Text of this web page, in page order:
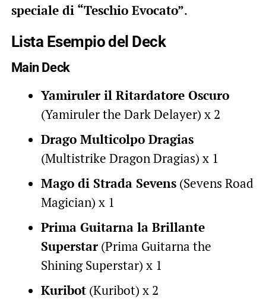
speciale di “Teschio Evocato”.
Lista Esempio del Deck
Main Deck
Yamiruler il Ritardatore Oscuro
(Yamiruler the Dark Delayer) x 2
Drago Multicolpo Dragias
(Multistrike Dragon Dragias) x 1
Mago di Strada Sevens(Sevens Road
Magician) x 1
Prima Guitarna la Brillante
Superstar(Prima Guitarna the
Shining Superstar) x 1
Kuribot(Kuribot) x 2